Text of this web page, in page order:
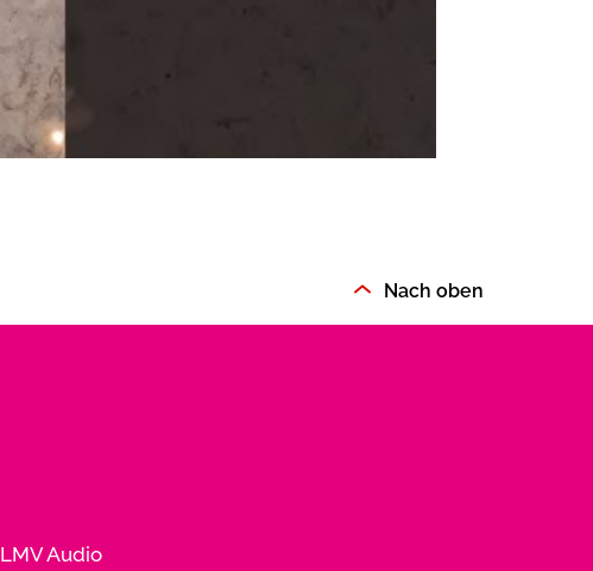
Nach oben
LMV Audio